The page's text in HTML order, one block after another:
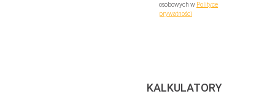
osobowych w Polityce
prywatności
KALKULATORY